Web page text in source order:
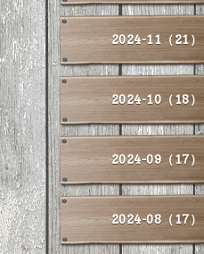
2024-11（21）
2024-10（18）
2024-09（17）
2024-08（17）